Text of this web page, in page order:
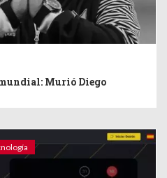
Murió Diego